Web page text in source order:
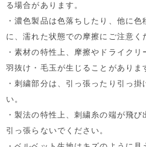
る場合があります。
・濃色製品は色落ちしたり、他に
に、濡れた状態での摩擦にご注意く
・素材の特性上、摩擦やドライク
羽抜け・毛玉が生じることがありま
・刺繍部分は、引っ張ったり引っ
い。
・製法の特性上、刺繍糸の端が飛び
引っ張らないでください。